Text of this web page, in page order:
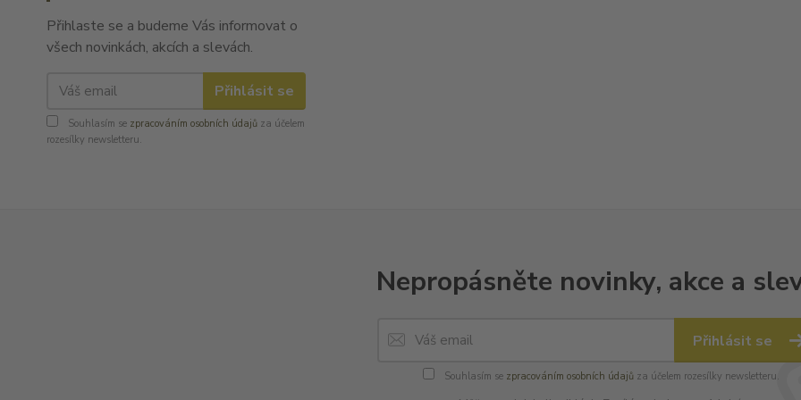
Přihlaste se a budeme Vás informovat o
všech novinkách, akcích a slevách.
Přihlásit se
Souhlasím se zpracováním osobních údajů za účelem
rozesílky newsletteru.
Nepropásněte novinky, akce a
Přihlásit se
Souhlasím se zpracováním osobních údajůza účelem rozesílky newsletteru.